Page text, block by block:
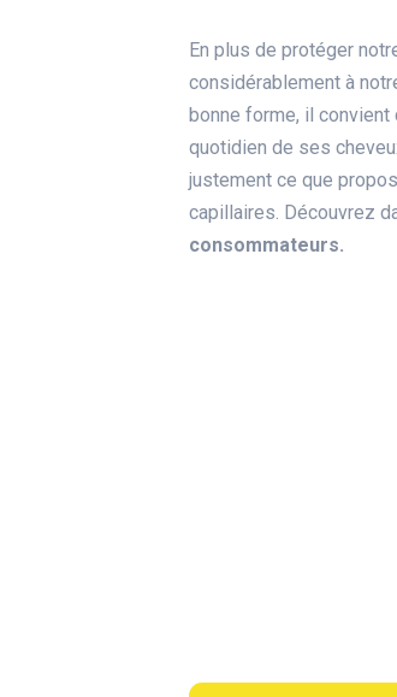
En plus de protéger
considérablement à
bonne forme, il convient
quotidien de ses
justement ce que
capillaires. Découvrez
consommateurs.